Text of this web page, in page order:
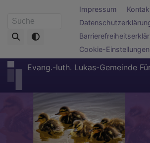
zum
Suche
Impressum
Cookie-Einstellungen
Evang.-luth. Lukas-Gemeinde